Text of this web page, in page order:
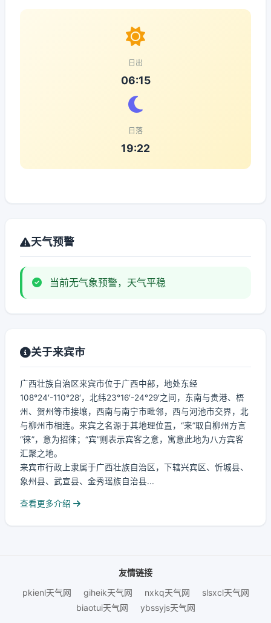
日出
06:15
日落
19:22
天气预警
当前无气象预警，天气平稳
关于来宾市
广西壮族自治区来宾市位于广西中部，地处东经
108°24′-110°28′，北纬23°16′-24°29′之间，东南与贵港、梧
州、贺州等市接壤，西南与南宁市毗邻，西与河池市交界，北
与柳州市相连。来宾之名源于其地理位置，“来”取自柳州方言
“徕”，意为招徕；“宾”则表示宾客之意，寓意此地为八方宾客
汇聚之地。
来宾市行政上隶属于广西壮族自治区，下辖兴宾区、忻城县、
象州县、武宣县、金秀瑶族自治县...
查看更多介绍
友情链接
pkienl天气网
giheik天气网 nxkq天气网
slsxcl天气网
biaotui天气网
ybssyjs天气网